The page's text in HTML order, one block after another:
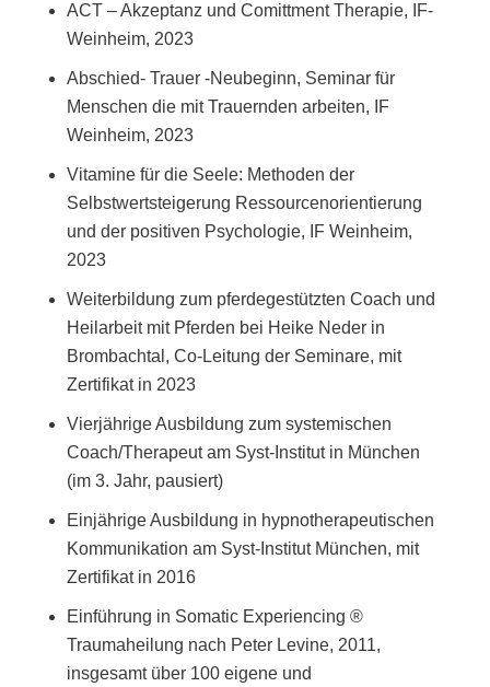
ACT – Akzeptanz und Comittment Therapie, IF-
Weinheim, 2023
Abschied- Trauer -Neubeginn, Seminar für
Menschen die mit Trauernden arbeiten, IF
Weinheim, 2023
Vitamine für die Seele: Methoden der
Selbstwertsteigerung Ressourcenorientierung
und der positiven Psychologie, IF Weinheim,
2023
Weiterbildung zum pferdegestützten Coach und
Heilarbeit mit Pferden bei Heike Neder in
Brombachtal, Co-Leitung der Seminare, mit
Zertifikat in 2023
Vierjährige Ausbildung zum systemischen
Coach/Therapeut am Syst-Institut in München
(im 3. Jahr, pausiert)
Einjährige Ausbildung in hypnotherapeutischen
Kommunikation am Syst-Institut München, mit
Zertifikat in 2016
Einführung in Somatic Experiencing ®
Traumaheilung nach Peter Levine, 2011,
insgesamt über 100 eigene und